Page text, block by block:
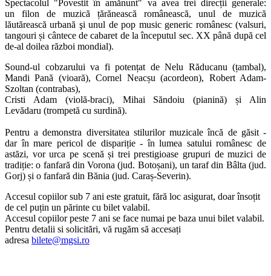
Spectacolul "Povestit în amănunt" va avea trei direcții generale:
un filon de muzică țărănească românească, unul de muzică
lăutărească urbană şi unul de pop music generic românesc (valsuri,
tangouri și cântece de cabaret de la începutul sec. XX până după cel
de-al doilea război mondial).
Sound-ul cobzarului va fi potențat de Nelu Răducanu (țambal),
Mandi Pană (vioară), Cornel Neacșu (acordeon), Robert Adam-
Szoltan (contrabas),
Cristi Adam (violă-braci), Mihai Săndoiu (pianină) și Alin
Levădaru (trompetă cu surdină).
Pentru a demonstra diversitatea stilurilor muzicale încă de găsit -
dar în mare pericol de dispariție - în lumea satului românesc de
astăzi, vor urca pe scenă și trei prestigioase grupuri de muzici de
tradiție: o fanfară din Vorona (jud. Botoșani), un taraf din Bâlta (jud.
Gorj) și o fanfară din Bănia (jud. Caraș-Severin).
Accesul copiilor sub 7 ani este gratuit, fără loc asigurat, doar însoțit
de cel puțin un părinte cu bilet valabil.
Accesul copiilor peste 7 ani se face numai pe baza unui bilet valabil.
Pentru detalii si solicitări, vă rugăm să accesați
adresa bilete@mgsi.ro